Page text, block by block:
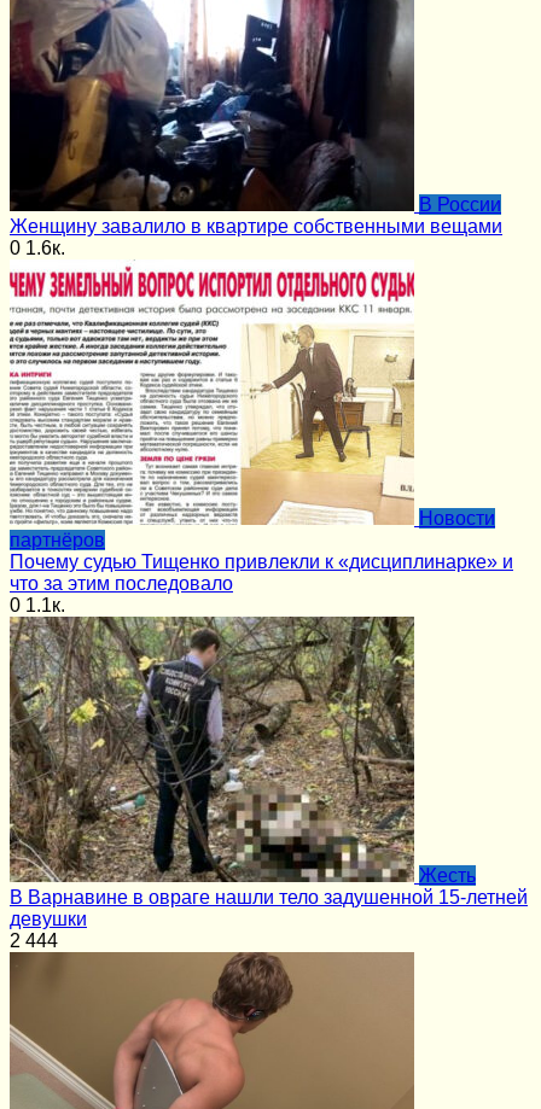
В России
Женщину завалило в квартире собственными вещами
0 1.6к.
Новости
партнёров
Почему судью Тищенко привлекли к «дисциплинарке» и
что за этим последовало
0 1.1к.
Жесть
В Варнавине в овраге нашли тело задушенной 15-летней
девушки
2 444